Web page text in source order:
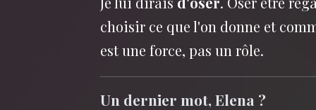
choisir ce que l'on donne et
est une force, pas un rôle.
Un dernier mot, Elena ?